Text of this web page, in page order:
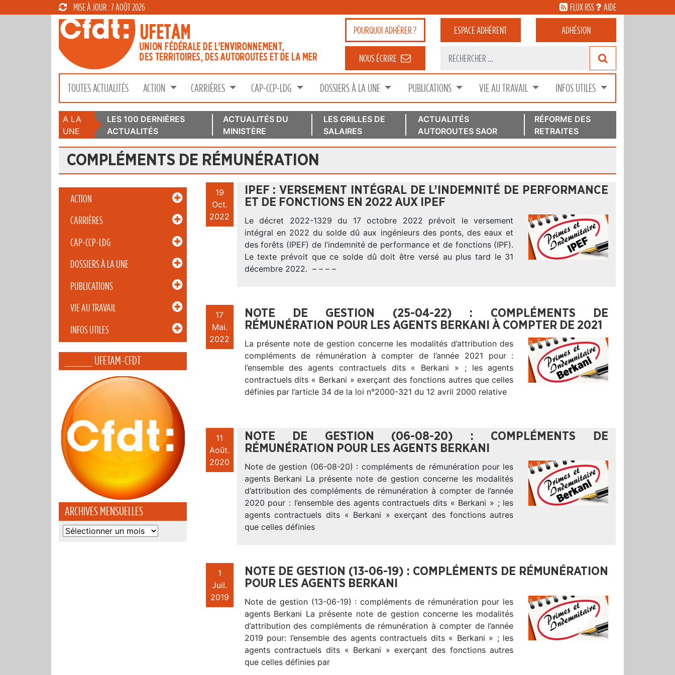
MISE À JOUR : 7 AOÛT 2026 FLUX RSS AIDE
POURQUOIADHÉRER ? ESPACEADHÉRENT ADHÉSION
NOUS ÉCRIRE
TOUTES ACTUALITÉS ACTION CARRIÈRES CAP-CCP-LDG DOSSIERS À LA UNE PUBLICATIONS VIE AU TRAVAIL INFOS UTILES
A LA
UNE
LES 100 DERNIÈRES
ACTUALITÉS
ACTUALITÉS DU
MINISTÈRE
LES GRILLES DE
SALAIRES
ACTUALITÉS
AUTOROUTES SAOR
RÉFORME DES
RETRAITES
COMPLÉMENTS DE RÉMUNÉRATION
ACTION
CARRIÈRES
CAP-CCP-LDG
DOSSIERS À LA UNE
PUBLICATIONS
VIE AU TRAVAIL
INFOS UTILES
_____ UFETAM-CFDT
ARCHIVES MENSUELLES
Archives
19
Oct.
2022
IPEF : VERSEMENT INTÉGRAL DE L’INDEMNITÉ DE PERFORMANCE
ET DE FONCTIONS EN 2022 AUX IPEF
Le décret 2022-1329 du 17 octobre 2022 prévoit le versement
intégral en 2022 du solde dû aux ingénieurs des ponts, des eaux et
des forêts (IPEF) de l’indemnité de performance et de fonctions (IPF).
Le texte prévoit que ce solde dû doit être versé au plus tard le 31
décembre 2022. – – – –
17
Mai.
2022
NOTE DE GESTION (25-04-22) : COMPLÉMENTS DE
RÉMUNÉRATION POUR LES AGENTS BERKANI À COMPTER DE 2021
La présente note de gestion concerne les modalités d’attribution des
compléments de rémunération à compter de l’année 2021 pour :
l’ensemble des agents contractuels dits « Berkani » ; les agents
contractuels dits « Berkani » exerçant des fonctions autres que celles
définies par l’article 34 de la loi n°2000-321 du 12 avril 2000 relative
11
Août.
2020
NOTE DE GESTION (06-08-20) : COMPLÉMENTS DE
RÉMUNÉRATION POUR LES AGENTS BERKANI
Note de gestion (06-08-20) : compléments de rémunération pour les
agents Berkani La présente note de gestion concerne les modalités
d’attribution des compléments de rémunération à compter de l’année
2020 pour : l’ensemble des agents contractuels dits « Berkani » ; les
agents contractuels dits « Berkani » exerçant des fonctions autres
que celles définies
1
Juil.
2019
NOTE DE GESTION (13-06-19) : COMPLÉMENTS DE RÉMUNÉRATION
POUR LES AGENTS BERKANI
Note de gestion (13-06-19) : compléments de rémunération pour les
agents Berkani La présente note de gestion concerne les modalités
d’attribution des compléments de rémunération à compter de l’année
2019 pour: l’ensemble des agents contractuels dits « Berkani » ; les
agents contractuels dits « Berkani » exerçant des fonctions autres
que celles définies par